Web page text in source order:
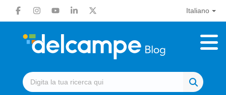
Italiano